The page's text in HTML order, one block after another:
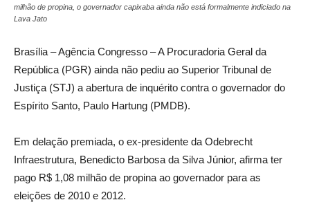
milhão de propina, o governador capixaba ainda não está formalmente indiciado na
Lava Jato
Brasília – Agência Congresso – A Procuradoria Geral da
República (PGR) ainda não pediu ao Superior Tribunal de
Justiça (STJ) a abertura de inquérito contra o governador do
Espírito Santo, Paulo Hartung (PMDB).
Em delação premiada, o ex-presidente da Odebrecht
Infraestrutura, Benedicto Barbosa da Silva Júnior, afirma ter
pago R$ 1,08 milhão de propina ao governador para as
eleições de 2010 e 2012.